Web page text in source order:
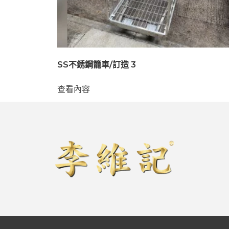
SS不銹鋼籠車/訂造 3
查看內容